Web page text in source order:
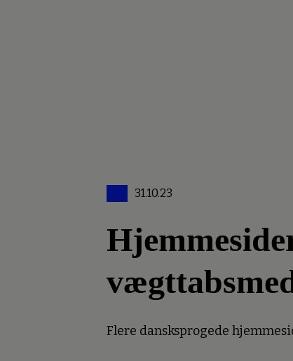
31.10.23
Flere dansksprogede